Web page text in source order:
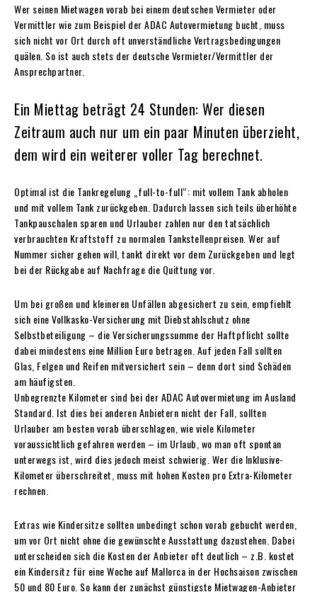
Wer seinen Mietwagen vorab bei einem deutschen Vermieter oder
Vermittler wie zum Beispiel der ADAC Autovermietung bucht, muss
sich nicht vor Ort durch oft unverständliche Vertragsbedingungen
quälen. So ist auch stets der deutsche Vermieter/Vermittler der
Ansprechpartner.
Ein Miettag beträgt 24 Stunden: Wer diesen
Zeitraum auch nur um ein paar Minuten überzieht,
dem wird ein weiterer voller Tag berechnet.
Optimal ist die Tankregelung „full-to-full“: mit vollem Tank abholen
und mit vollem Tank zurückgeben. Dadurch lassen sich teils überhöhte
Tankpauschalen sparen und Urlauber zahlen nur den tatsächlich
verbrauchten Kraftstoff zu normalen Tankstellenpreisen. Wer auf
Nummer sicher gehen will, tankt direkt vor dem Zurückgeben und legt
bei der Rückgabe auf Nachfrage die Quittung vor.
Um bei großen und kleineren Unfällen abgesichert zu sein, empfiehlt
sich eine Vollkasko-Versicherung mit Diebstahlschutz ohne
Selbstbeteiligung – die Versicherungssumme der Haftpflicht sollte
dabei mindestens eine Million Euro betragen. Auf jeden Fall sollten
Glas, Felgen und Reifen mitversichert sein – denn dort sind Schäden
am häufigsten.
Unbegrenzte Kilometer sind bei der ADAC Autovermietung im Ausland
Standard. Ist dies bei anderen Anbietern nicht der Fall, sollten
Urlauber am besten vorab überschlagen, wie viele Kilometer
voraussichtlich gefahren werden – im Urlaub, wo man oft spontan
unterwegs ist, wird dies jedoch meist schwierig. Wer die Inklusive-
Kilometer überschreitet, muss mit hohen Kosten pro Extra-Kilometer
rechnen.
Extras wie Kindersitze sollten unbedingt schon vorab gebucht werden,
um vor Ort nicht ohne die gewünschte Ausstattung dazustehen. Dabei
unterscheiden sich die Kosten der Anbieter oft deutlich – z.B. kostet
ein Kindersitz für eine Woche auf Mallorca in der Hochsaison zwischen
50 und 80 Euro. So kann der zunächst günstigste Mietwagen-Anbieter